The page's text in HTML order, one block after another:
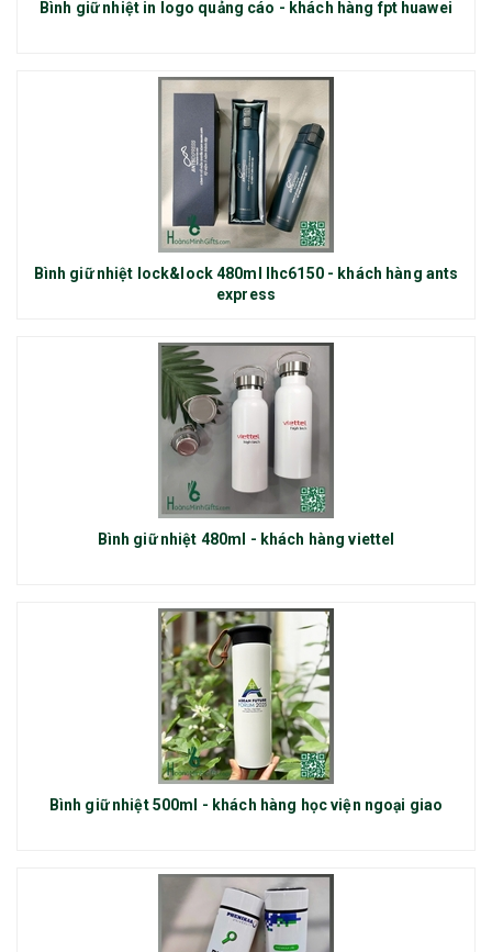
Bình giữ nhiệt in logo quảng cáo - khách hàng fpt huawei
Bình giữ nhiệt lock&lock 480ml lhc6150 - khách hàng ants
express
Bình giữ nhiệt 480ml - khách hàng viettel
Bình giữ nhiệt 500ml - khách hàng học viện ngoại giao